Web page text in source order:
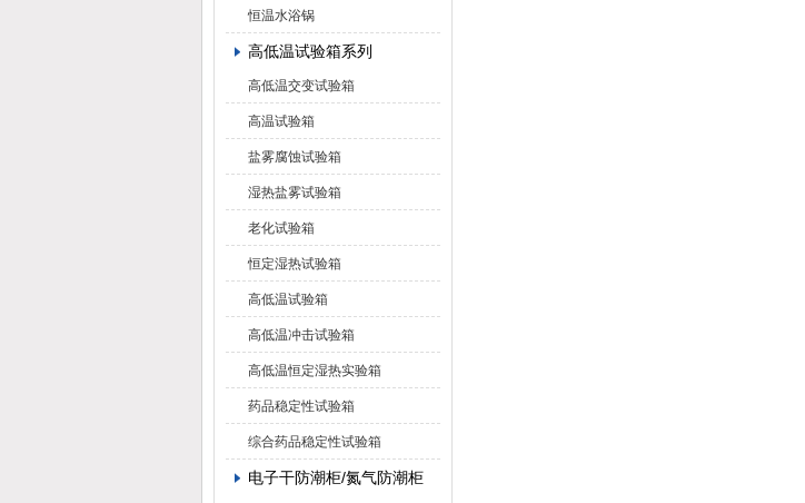
恒温水浴锅
高低温试验箱系列
高低温交变试验箱
高温试验箱
盐雾腐蚀试验箱
湿热盐雾试验箱
老化试验箱
恒定湿热试验箱
高低温试验箱
高低温冲击试验箱
高低温恒定湿热实验箱
药品稳定性试验箱
综合药品稳定性试验箱
电子干防潮柜/氮气防潮柜